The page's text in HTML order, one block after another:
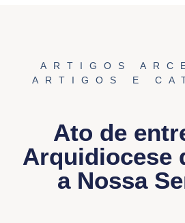
ARTIGOS
ARTIGOS E
Ato de
Arquidiocese
a Nossa